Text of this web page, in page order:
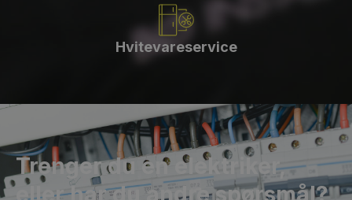
Hvitevareservice
Trenger du en elektriker,
eller har du andre spørsmål?